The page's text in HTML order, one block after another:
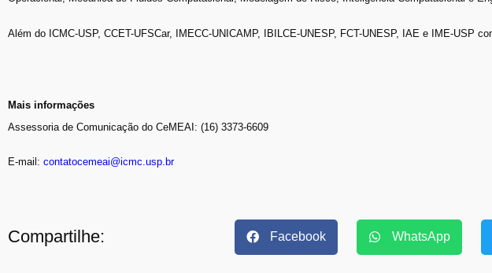
Além do ICMC-USP, CCET-UFSCar, IMECC-UNICAMP, IBILCE-UNESP, FCT-UNESP, IAE e IME-USP
Mais informações
Assessoria de Comunicação do CeMEAI: (16) 3373-6609
E-mail: contatocemeai@icmc.usp.br
Compartilhe: Facebook WhatsApp